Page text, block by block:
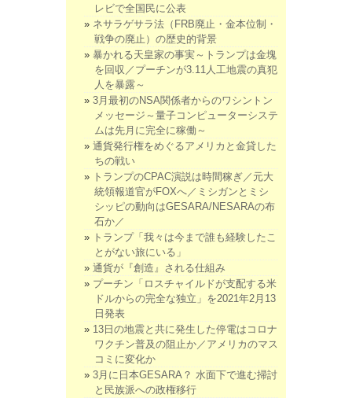
レビで全国民に公表
ネサラゲサラ法（FRB廃止・金本位制・
戦争の廃止）の歴史的背景
暴かれる天皇家の事実～トランプは金塊
を回収／プーチンが3.11人工地震の真犯
人を暴露～
3月最初のNSA関係者からのワシントン
メッセージ～量子コンピューターシステ
ムは先月に完全に稼働～
通貨発行権をめぐるアメリカと金貸した
ちの戦い
トランプのCPAC演説は時間稼ぎ／元大
統領報道官がFOXへ／ミシガンとミシ
シッピの動向はGESARA/NESARAの布
石か／
トランプ「我々は今まで誰も経験したこ
とがない旅にいる」
通貨が『創造』される仕組み
プーチン「ロスチャイルドが支配する米
ドルからの完全な独立」を2021年2月13
日発表
13日の地震と共に発生した停電はコロナ
ワクチン普及の阻止か／アメリカのマス
コミに変化か
3月に日本GESARA？ 水面下で進む掃討
と民族派への政権移行